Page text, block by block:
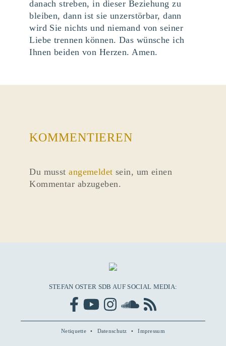
danach streben, in dieser Beziehung zu
bleiben, dann ist sie unzerstörbar, dann
wird Sie nichts und niemand von seiner
Liebe trennen können. Das wünsche ich
Ihnen beiden von Herzen. Amen.
KOMMENTIEREN
Du musstangemeldet sein, um einen
Kommentar abzugeben.
STEFAN OSTER SDB AUF SOCIAL MEDIA:
Netiquette Datenschutz Impressum